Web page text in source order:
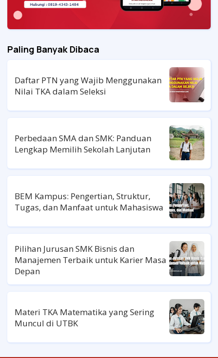
Paling Banyak Dibaca
Daftar PTN yang Wajib Menggunakan
Nilai TKA dalam Seleksi
Perbedaan SMA dan SMK: Panduan
Lengkap Memilih Sekolah Lanjutan
BEM Kampus: Pengertian, Struktur,
Tugas, dan Manfaat untuk Mahasiswa
Pilihan Jurusan SMK Bisnis dan
Manajemen Terbaik untuk Karier Masa
Depan
Materi TKA Matematika yang Sering
Muncul di UTBK